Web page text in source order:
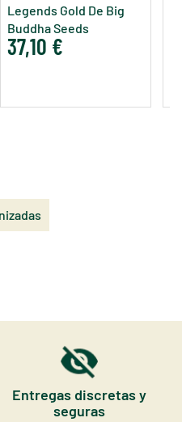
Legends Gold De Big
Buddha Seeds
37,10 €
Entregas discretas y
seguras